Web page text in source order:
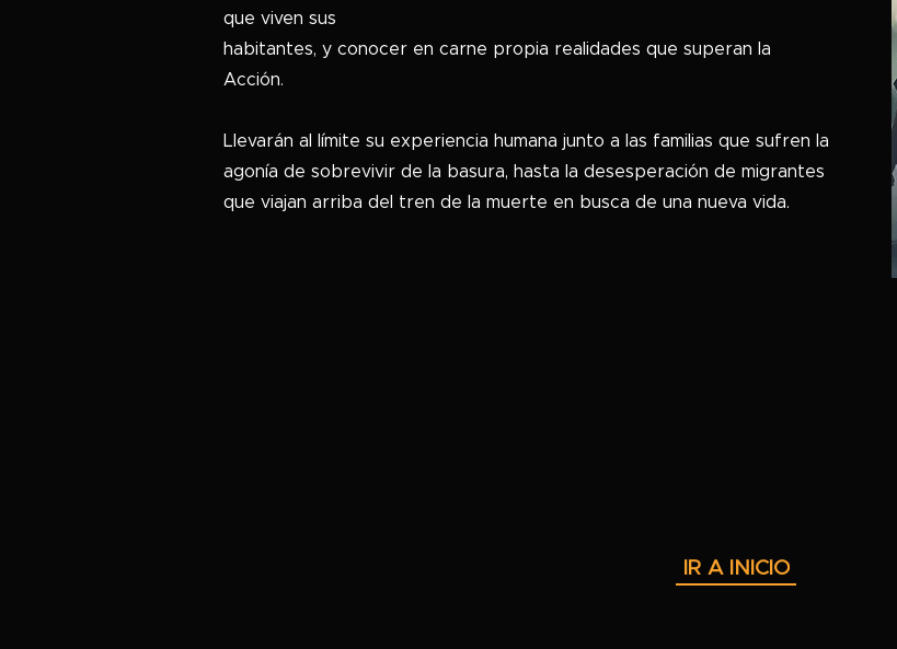
que viven sus
habitantes, y conocer en carne propia realidades que superan la
Acción.
Llevarán al límite su experiencia humana junto a las familias que sufren la
agonía de sobrevivir de la basura, hasta la desesperación de migrantes
que viajan arriba del tren de la muerte en busca de una nueva vida.
IR A INICIO